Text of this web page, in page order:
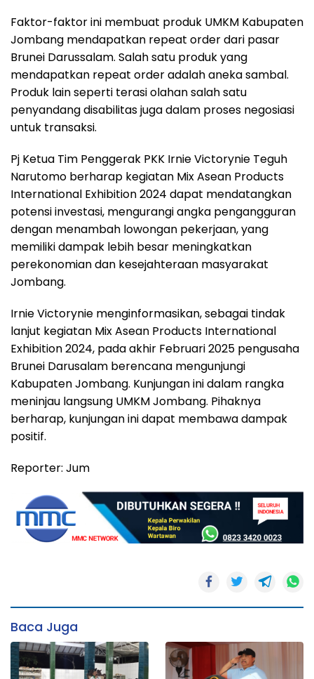
Faktor-faktor ini membuat produk UMKM Kabupaten
Jombang mendapatkan repeat order dari pasar
Brunei Darussalam. Salah satu produk yang
mendapatkan repeat order adalah aneka sambal.
Produk lain seperti terasi olahan salah satu
penyandang disabilitas juga dalam proses negosiasi
untuk transaksi.
Pj Ketua Tim Penggerak PKK Irnie Victorynie Teguh
Narutomo berharap kegiatan Mix Asean Products
International Exhibition 2024 dapat mendatangkan
potensi investasi, mengurangi angka pengangguran
dengan menambah lowongan pekerjaan, yang
memiliki dampak lebih besar meningkatkan
perekonomian dan kesejahteraan masyarakat
Jombang.
Irnie Victorynie menginformasikan, sebagai tindak
lanjut kegiatan Mix Asean Products International
Exhibition 2024, pada akhir Februari 2025 pengusaha
Brunei Darusalam berencana mengunjungi
Kabupaten Jombang. Kunjungan ini dalam rangka
meninjau langsung UMKM Jombang. Pihaknya
berharap, kunjungan ini dapat membawa dampak
positif.
Reporter: Jum
Baca Juga